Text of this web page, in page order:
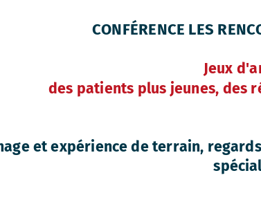
CONFÉRENCE LES
Jeux
des patients plus jeunes, des
et expérience de terrain,